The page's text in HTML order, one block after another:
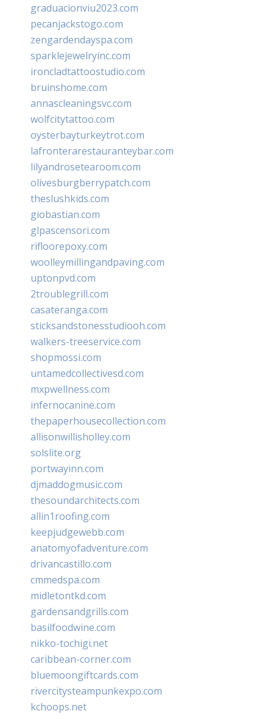
graduacionviu2023.com
pecanjackstogo.com
zengardendayspa.com
sparklejewelryinc.com
ironcladtattoostudio.com
bruinshome.com
annascleaningsvc.com
wolfcitytattoo.com
oysterbayturkeytrot.com
lafronterarestauranteybar.com
lilyandrosetearoom.com
olivesburgberrypatch.com
theslushkids.com
giobastian.com
glpascensori.com
rifloorepoxy.com
woolleymillingandpaving.com
uptonpvd.com
2troublegrill.com
casateranga.com
sticksandstonesstudiooh.com
walkers-treeservice.com
shopmossi.com
untamedcollectivesd.com
mxpwellness.com
infernocanine.com
thepaperhousecollection.com
allisonwillisholley.com
solslite.org
portwayinn.com
djmaddogmusic.com
thesoundarchitects.com
allin1roofing.com
keepjudgewebb.com
anatomyofadventure.com
drivancastillo.com
cmmedspa.com
midletontkd.com
gardensandgrills.com
basilfoodwine.com
nikko-tochigi.net
caribbean-corner.com
bluemoongiftcards.com
rivercitysteampunkexpo.com
kchoops.net